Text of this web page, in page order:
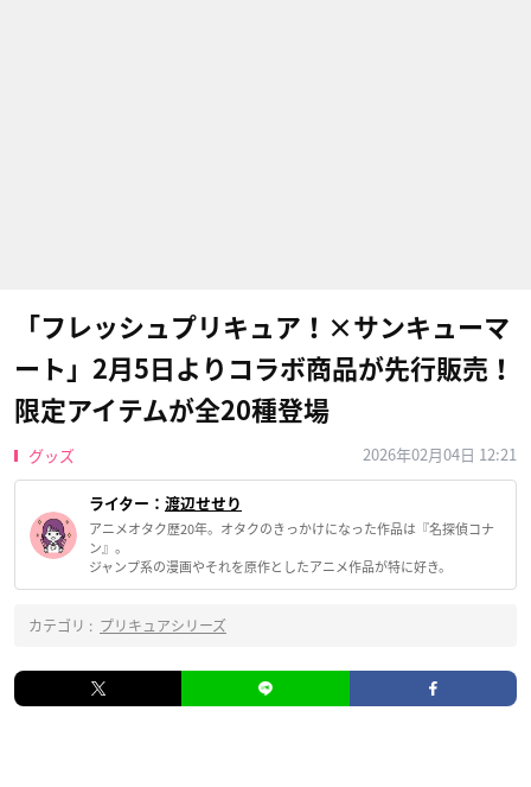
「フレッシュプリキュア！×サンキューマ
ート」2月5日よりコラボ商品が先行販売！
限定アイテムが全20種登場
グッズ 2026年02月04日 12:21
ライター： 渡辺せせり
アニメオタク歴20年。オタクのきっかけになった作品は『名探偵コナ
ン』。
ジャンプ系の漫画やそれを原作としたアニメ作品が特に好き。
カテゴリ : プリキュアシリーズ